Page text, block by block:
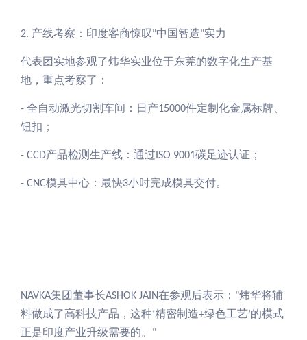
2. 产线考察：印度客商惊叹"中国智造"实力
代表团实地参观了炜华实业位于东莞的数字化生产基
地，重点考察了：
- 全自动激光切割车间：日产15000件定制化金属标牌、
钮扣；
- CCD产品检测生产线：通过 ISO 9001碳足迹认证；
- CNC模具中心： 最快3小时完成模具交付。
NAVKA集团董事长ASHOK JAIN在参观后表示： "炜华将辅
料做成了高科技产品，这种‘精密制造+绿色工艺’的模式
正是印度产业升级需要的。 "